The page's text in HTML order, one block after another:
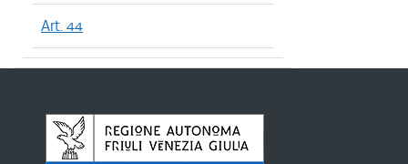
Art. 44